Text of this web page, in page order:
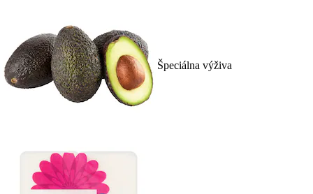
Špeciálna výživa